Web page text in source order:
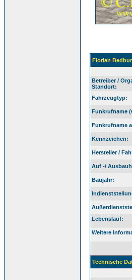
Florian
Betreiber /
Standort:
Fahrzeugtyp:
Funkrufname
Funkrufname
Kennzeichen:
Hersteller /
Auf -/
Baujahr:
Lebenslauf:
Weitere
Technische